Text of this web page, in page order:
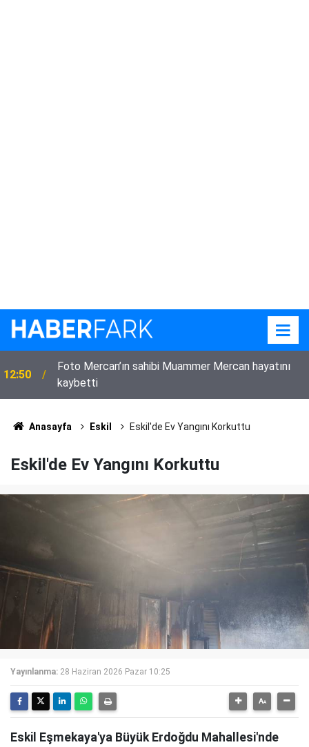
10:47
Mehir Vakfı’ndan Suriye’ye 80 milyon TL’lik düğün
desteği
Anasayfa Eskil Eskil'de Ev Yangını Korkuttu
Eskil'de Ev Yangını Korkuttu
Yayınlanma: 28 Haziran 2026 Pazar 10:25
Eskil Eşmekaya'ya Büyük Erdoğdu Mahallesi'nde